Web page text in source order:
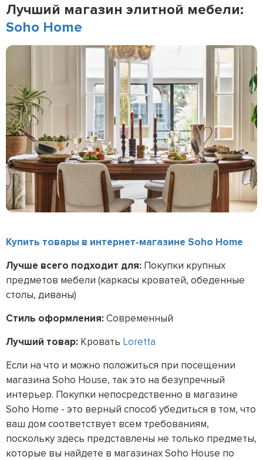
Лучший магазин элитной мебели:
Soho Home
Купить товары в интернет-магазине Soho Home
Лучше всего подходит для: Покупки крупных
предметов мебели (каркасы кроватей, обеденные
столы, диваны)
Стиль оформления:Современный
Лучший товар: Кровать Loretta
Если на что и можно положиться при посещении
магазина Soho House, так это на безупречный
интерьер. Покупки непосредственно в магазине
Soho Home - это верный способ убедиться в том, что
ваш дом соответствует всем требованиям,
поскольку здесь представлены не только предметы,
которые вы найдете в магазинах Soho House по